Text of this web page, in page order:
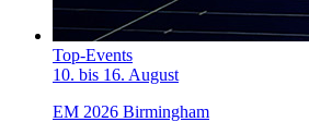
Top-Events
10. bis 16. August
EM 2026 Birmingham